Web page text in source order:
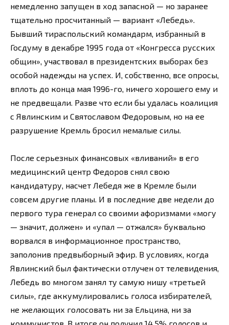
немедленно запущен в ход запасной — но заранее
тщательно просчитанный — вариант «Лебедь».
Бывший тираспольский командарм, избранный в
Госдуму в декабре 1995 года от «Конгресса русских
общин», участвовал в президентских выборах без
особой надежды на успех. И, собственно, все опросы,
вплоть до конца мая 1996-го, ничего хорошего ему и
не предвещали. Разве что если бы удалась коалиция
с Явлинским и Святославом Федоровым, но на ее
разрушение Кремль бросил немалые силы.
После серьезных финансовых «вливаний» в его
медицинский центр Федоров снял свою
кандидатуру, насчет Лебедя же в Кремле были
совсем другие планы. И в последние две недели до
первого тура генерал со своими афоризмами «могу
— значит, должен» и «упал — отжался» буквально
ворвался в информационное пространство,
заполонив предвыборный эфир. В условиях, когда
Явлинский был фактически отлучен от телевидения,
Лебедь во многом занял ту самую нишу «третьей
силы», где аккумулировались голоса избирателей,
не желающих голосовать ни за Ельцина, ни за